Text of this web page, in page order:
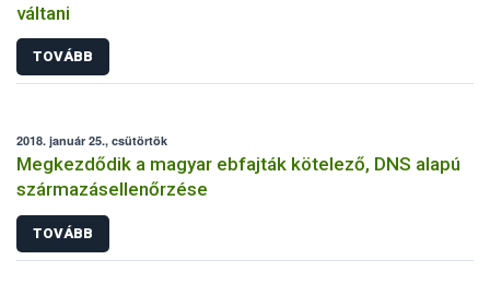
váltani
TOVÁBB
2018. január 25., csütörtök
Megkezdődik a magyar ebfajták kötelező, DNS alapú
származásellenőrzése
TOVÁBB